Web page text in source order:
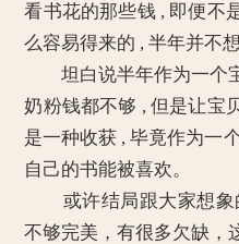
看书花的那些钱 , 即便不
么容易得来的 , 半年并不
坦白说半年作为一个
奶粉钱都不够 , 但是让宝
是一种收获 , 毕竟作为一
自己的书能被喜欢。
或许结局跟大家想象
不够完美，有很多欠缺，